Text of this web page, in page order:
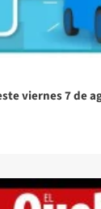
viernes 7 de